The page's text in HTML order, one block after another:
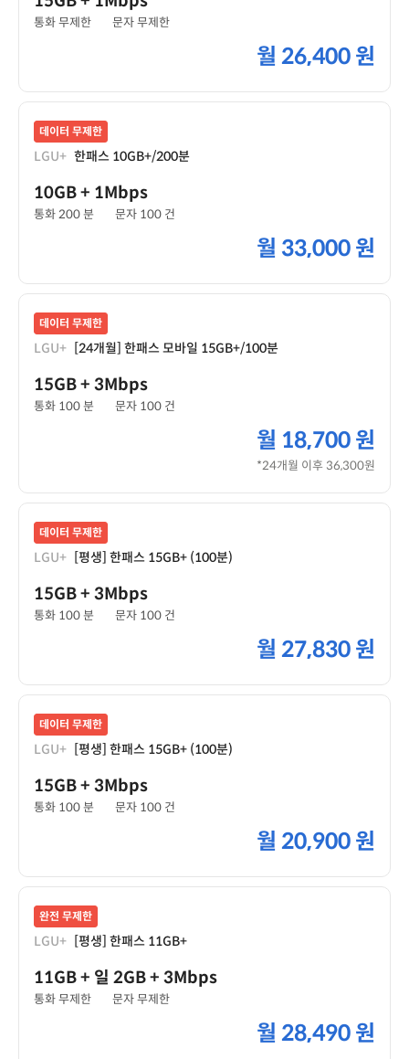
통화 무제한 문자 무제한
월 26,400 원
데이터 무제한
LGU+ 한패스 10GB+/200분
10GB+ 1Mbps
통화 200 분 문자 100 건
월 33,000 원
데이터 무제한
LGU+ [24개월] 한패스 모바일 15GB+/100분
15GB+ 3Mbps
통화 100 분 문자 100 건
월 18,700 원
*24개월 이후 36,300원
데이터 무제한
LGU+ [평생] 한패스 15GB+ (100분)
15GB+ 3Mbps
통화 100 분 문자 100 건
월 27,830 원
데이터 무제한
LGU+ [평생] 한패스 15GB+ (100분)
15GB+ 3Mbps
통화 100 분 문자 100 건
월 20,900 원
완전 무제한
LGU+ [평생] 한패스 11GB+
11GB+ 일 2GB+ 3Mbps
통화 무제한 문자 무제한
월 28,490 원